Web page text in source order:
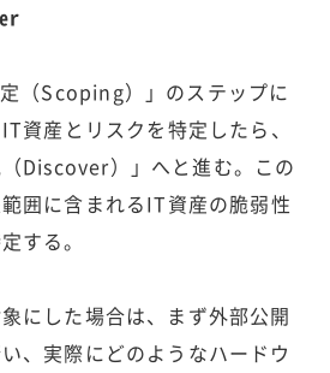
（Scoping）」のステップに
資産とリスクを特定したら、
Discover）」へと進む。この
囲に含まれるIT資産の脆弱性
する。
にした場合は、まず外部公開
、実際にどのようなハードウ